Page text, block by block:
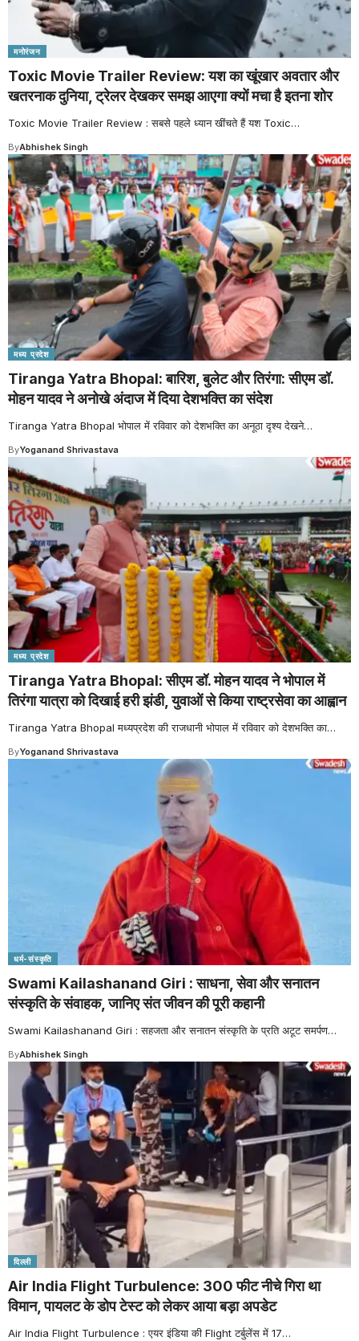
मनोरंजन
Toxic Movie Trailer Review: यश का खूंखार अवतार और
खतरनाक दुनिया, ट्रेलर देखकर समझ आएगा क्यों मचा है इतना शोर
Toxic Movie Trailer Review : सबसे पहले ध्यान खींचते हैं यश Toxic…
ByAbhishek Singh
मध्य प्रदेश
Tiranga Yatra Bhopal: बारिश, बुलेट और तिरंगा: सीएम डॉ.
मोहन यादव ने अनोखे अंदाज में दिया देशभक्ति का संदेश
Tiranga Yatra Bhopal भोपाल में रविवार को देशभक्ति का अनूठा दृश्य देखने…
ByYoganand Shrivastava
मध्य प्रदेश
Tiranga Yatra Bhopal: सीएम डॉ. मोहन यादव ने भोपाल में
तिरंगा यात्रा को दिखाई हरी झंडी, युवाओं से किया राष्ट्रसेवा का आह्वान
Tiranga Yatra Bhopal मध्यप्रदेश की राजधानी भोपाल में रविवार को देशभक्ति का…
ByYoganand Shrivastava
धर्म-संस्कृति
Swami Kailashanand Giri : साधना, सेवा और सनातन
संस्कृति के संवाहक, जानिए संत जीवन की पूरी कहानी
Swami Kailashanand Giri : सहजता और सनातन संस्कृति के प्रति अटूट समर्पण…
ByAbhishek Singh
दिल्ली
Air India Flight Turbulence: 300 फीट नीचे गिरा था
विमान, पायलट के डोप टेस्ट को लेकर आया बड़ा अपडेट
Air India Flight Turbulence : एयर इंडिया की Flight टर्बुलेंस में 17…